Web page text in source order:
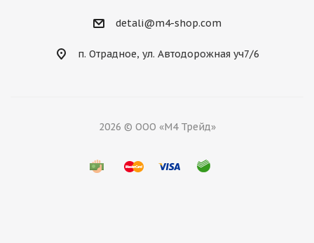
detali@m4-shop.com
п. Отрадное, ул. Автодорожная уч7/6
2026 © ООО «М4 Трейд»